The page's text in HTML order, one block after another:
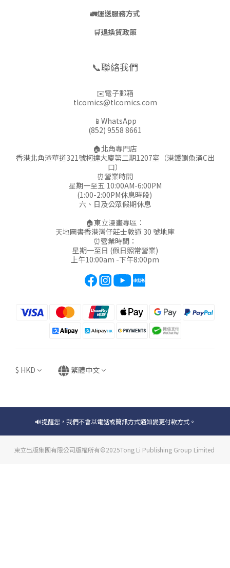
🚛運送服務方式
🛒退換貨政策
📞聯絡我們
✉️電子郵箱
tlcomics@tlcomics.com
📱WhatsApp
(852) 9558 8661
🏠北角專門店
香港北角渣華道321號柯達大廈第二期1207室（港鐵鰂魚涌C出
口）
⏰營業時間
星期一至五 10:00AM-6:00PM
(1:00-2:00PM休息時段)
六、日及公眾假期休息
🏠東立漫畫專區：
天地圖書香港灣仔莊士敦道 30 號地庫
⏰營業時間：
星期一至日 (假日照常營業)
上午10:00am -下午8:00pm
$ HKD 繁體中文
🔊提醒您，我們不會以電話或簡訊方式通知變更付款方式。
東立出版集團有限公司版權所有©2025Tong Li Publishing Group Limited